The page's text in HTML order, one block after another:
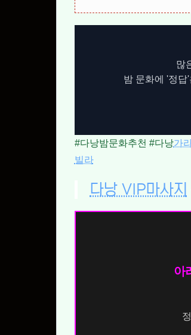
많
밤 문화에 '정답
#다낭밤문화추천 #다낭가
빌라
다낭 VIP마사지
아